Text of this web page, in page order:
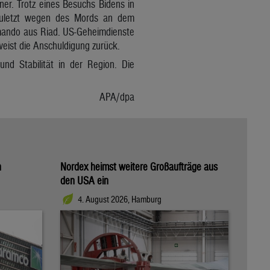
Trotz eines Besuchs Bidens in
wegen des Mords an dem
aus Riad. US-Geheimdienste
die Anschuldigung zurück.
Stabilität in der Region. Die
APA/dpa
Nordex heimst weitere Großaufträge aus
den USA ein
4. August 2026, Hamburg